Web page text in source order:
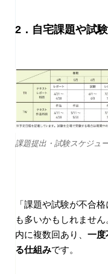
2．自宅課題や試
課題提出・試験スケジュ
「課題や試験が不合
も多いかもしれませ
内に複数回あり、 一度
る仕組みです。